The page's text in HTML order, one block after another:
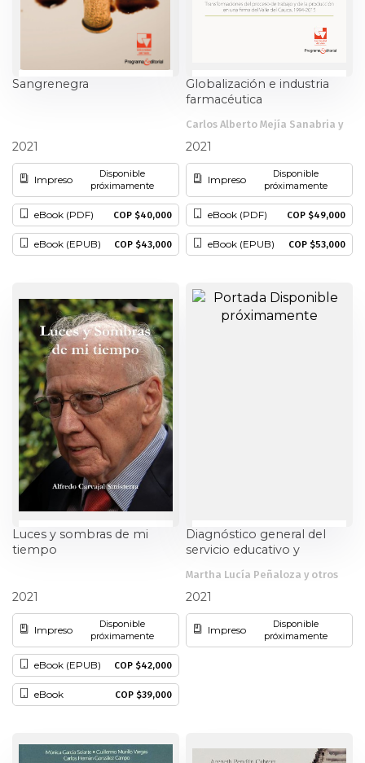
Sangrenegra
2021
eBook (PDF) COP $40,000
eBook (EPUB) COP $43,000
Impreso
Disponible
próximamente
Globalización e industria
farmacéutica
Carlos Alberto Mejía Sanabria y
2021
eBook (PDF) COP $49,000
eBook (EPUB) COP $53,000
Impreso
Disponible
próximamente
Luces y sombras de mi
tiempo
2021
eBook (EPUB) COP $42,000
Impreso
Disponible
próximamente
eBook COP $39,000
Diagnóstico general del
servicio educativo y
etnoeducativa e
intercultural del Distrito
Especial, industrial,
portuario, biodiverso y
ecoturistico de
Martha Lucía Peñaloza y otros
2021
Impreso
Disponible
próximamente